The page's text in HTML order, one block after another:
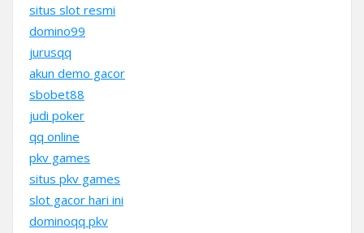
situs slot resmi
domino99
jurusqq
akun demo gacor
sbobet88
judi poker
qq online
pkv games
situs pkv games
slot gacor hari ini
dominoqq pkv